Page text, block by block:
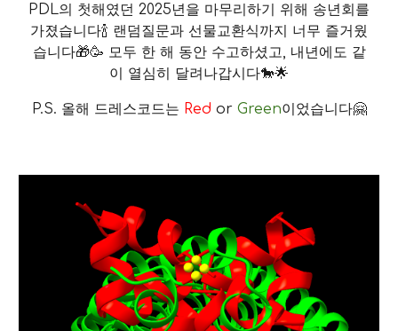
PDL의 첫해였던 2025년을 마무리하기 위해 송년회를
가졌습니다🍾 랜덤질문과 선물교환식까지 너무 즐거웠
습니다🎁🥳 모두 한 해 동안 수고하셨고, 내년에도 같
이 열심히 달려나갑시다🐎🌟
P.S. 올해 드레스코드는 Red or Green이었습니다🤗